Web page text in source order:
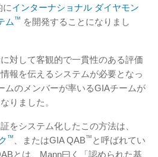
にインターナショナル ダイヤモン
ム ™ を開発することになりまし
対して客観的で一貫性のある評価
報を伝えるシステムが必要となっ
ムのメンバーが率いるGIAチームが
りました。
をシステム化したこの方法は、
™ 、またはGIA QAB™ と呼ばれてい
とは、Mann曰く「認められた基